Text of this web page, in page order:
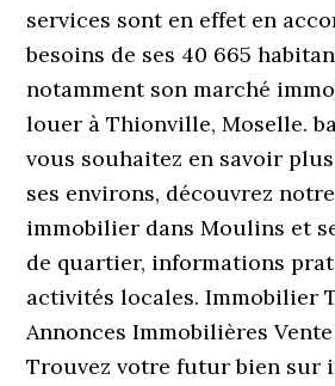
services sont en effet en
besoins de ses 40 665
notamment son marché
louer à Thionville, Moselle.
vous souhaitez en savoir
ses environs, découvrez
immobilier dans Moulins et
de quartier, informations
activités locales. Immobilier
Annonces Immobilières
Trouvez votre futur bien sur